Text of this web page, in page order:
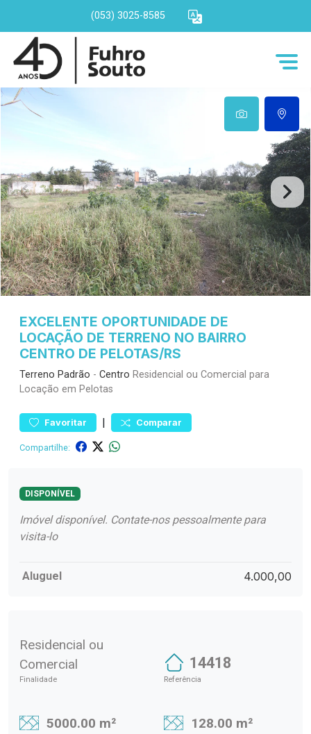
(053) 3025-8585
EXCELENTE OPORTUNIDADE DE
LOCAÇÃO DE TERRENO NO BAIRRO
CENTRO DE PELOTAS/RS
Terreno Padrão - Centro Residencial ou Comercial para
Locação em Pelotas
Favoritar | Comparar
Compartilhe:
DISPONÍVEL
Imóvel disponível. Contate-nos pessoalmente para
visita-lo
Aluguel 4.000,00
Residencial ou
Comercial
Finalidade
14418
Referência
5000.00 m² 128.00 m²